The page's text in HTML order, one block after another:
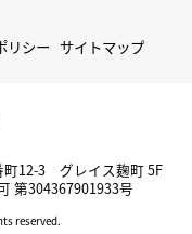
リシー サイトマップ
12-3 グレイス麹町 5F
第304367901933号
reserved.